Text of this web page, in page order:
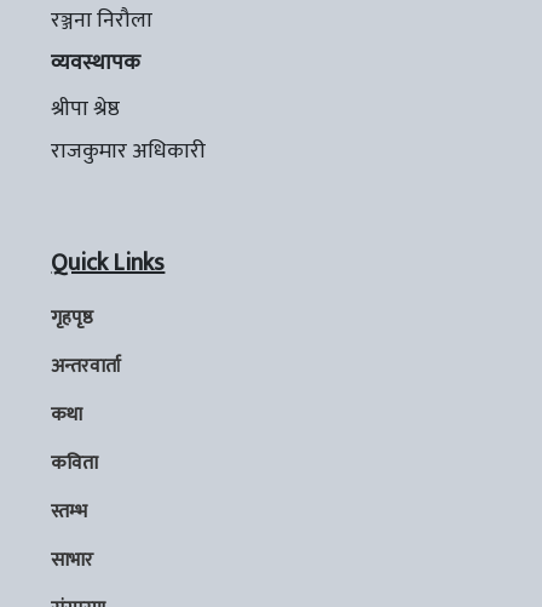
रञ्जना निरौला
व्यवस्थापक
श्रीपा श्रेष्ठ
राजकुमार अधिकारी
Quick Links
गृहपृष्ठ
अन्तरवार्ता
कथा
कविता
स्तम्भ
साभार